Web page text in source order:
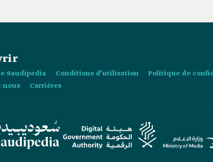
Saudipedia Conditions d’utilisation Politique de
nous
Carrières